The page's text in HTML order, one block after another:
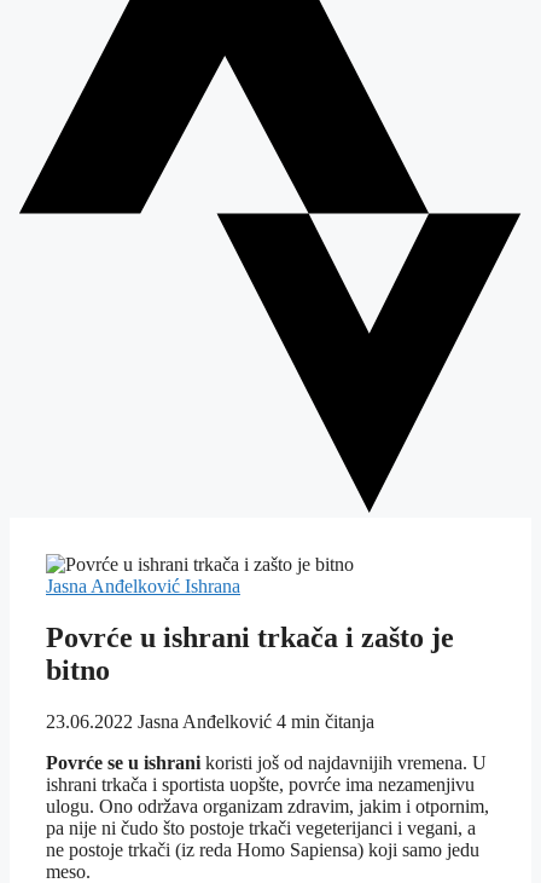
Jasna Anđelković Ishrana
Povrće u ishrani trkača i zašto je
bitno
23.06.2022 Jasna Anđelković 4 min čitanja
Povrće se u ishrani koristi još od najdavnijih vremena. U
ishrani trkača i sportista uopšte, povrće ima nezamenjivu
ulogu. Ono održava organizam zdravim, jakim i otpornim,
pa nije ni čudo što postoje trkači vegeterijanci i vegani, a
ne postoje trkači (iz reda Homo Sapiensa) koji samo jedu
meso.